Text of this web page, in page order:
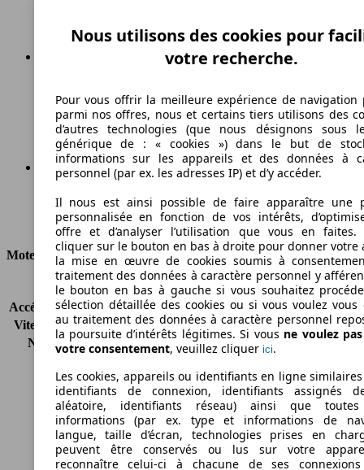
Émissions de CO2 (combinées)*
Ø 8.3 l/100km
Consommation
Moteur et Puissance
KW (CH)
225 kW (306 PS)
Accélération (0-100 km/h) 5.9s
Vitesse maximale (km/h)
250 km/h
Nombre de vitesses
8
Cylindrée
2979 ccm
Carburant
Essence
Cylindres
6
Transmission
Boîte automatique
Type de traction
4 roues permanent
Nous utilisons des cookies pour
votre recherche.
Pour vous offrir la meilleure expérience de navigation
parmi nos offres, nous et certains tiers utilisons des
d’autres technologies (que nous désignons sous
générique de : « cookies ») dans le but de
informations sur les appareils et des données à
personnel (par ex. les adresses IP) et d’y accéder.
Il nous est ainsi possible de faire apparaître une
personnalisée en fonction de vos intérêts,
offre et d’analyser l’utilisation que vous en faites.
cliquer sur le bouton en bas à droite pour donner votre
la mise en œuvre de cookies soumis à
traitement des données à caractère personnel y
le bouton en bas à gauche si vous souhaitez
sélection détaillée des cookies ou si vous voulez vous
au traitement des données à caractère personnel
la poursuite d’intérêts légitimes. Si vous ne voulez
votre consentement, veuillez cliquer ici.
Les cookies, appareils ou identifiants en ligne
identifiants de connexion, identifiants assignés
aléatoire, identifiants réseau) ainsi que
informations (par ex. type et informations de
langue, taille d’écran, technologies prises en
peuvent être conservés ou lus sur votre
reconnaître celui-ci à chacune de ses